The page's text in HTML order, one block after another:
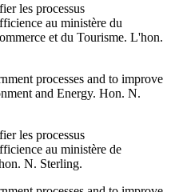
les processus
au ministère du
et du Tourisme. L'hon.
processes and to improve
and Energy. Hon. N.
les processus
au ministère de
N. Sterling.